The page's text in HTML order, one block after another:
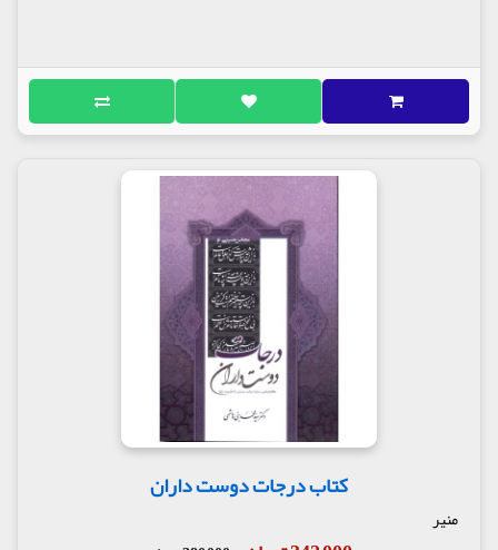
ثانیاً سنخ بیعتی که از امیرمؤمنان و امام مجتبی
علیهما‌السّلام خواسته شده بود نوعی پیمان عدم تعرض
بود، اما یزید از امام حسین علیه‌السّلام می‌خواست که در
خود را به دست وی بسپارند و این ننگی نبود که آن
ثالثاً به این ترتیب با یک تحلیل ظاهری اجتناب
سیدالشهدا علیه‌السّلام از بیعت همان نتیجه‌ی صلح
حسنی علیه‌السّلام را به بار آورد و بنی‌امیه نتوانست
حجت‌های بی‌مانند خدا را زیر بلیت سلطه‌ی خود درآورد و
اختیاردار امر ایشان شود.
رابعاً روشنگری‌های امام سجاد علیه‌السّلام و زینب کبری
سلام‌الله‌علیها و همچنین وقایعی از قبیل مواجهه‌ی
مفتضحانه‌ی یزید با سفیر روم، باعث رسوایی بنی‌امیه
شد و کار این شکست سیاسی مفتضحانه به آنجا کشید
که یزید که خود آمر قتل سیدالشهدا علیه‌السّلام بود
سعی می‌کرد گناه آن را به گردن دیگران بیندازد.
خامساً نتیجه‌ی ظاهری واقعه‌ی کربلا این شد که دست
کتاب درجات دوست داران
منیر